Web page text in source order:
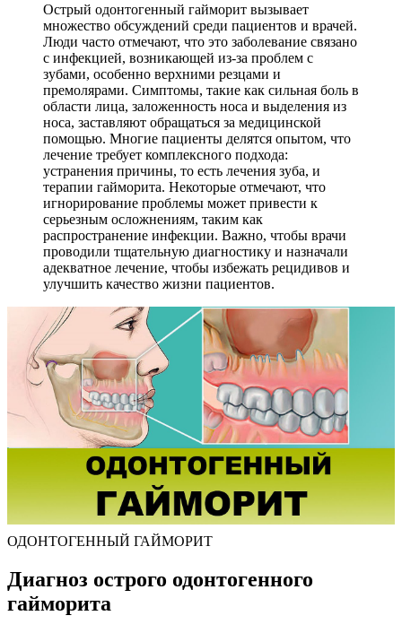
Острый одонтогенный гайморит вызывает
множество обсуждений среди пациентов и врачей.
Люди часто отмечают, что это заболевание связано
с инфекцией, возникающей из-за проблем с
зубами, особенно верхними резцами и
премолярами. Симптомы, такие как сильная боль в
области лица, заложенность носа и выделения из
носа, заставляют обращаться за медицинской
помощью. Многие пациенты делятся опытом, что
лечение требует комплексного подхода:
устранения причины, то есть лечения зуба, и
терапии гайморита. Некоторые отмечают, что
игнорирование проблемы может привести к
серьезным осложнениям, таким как
распространение инфекции. Важно, чтобы врачи
проводили тщательную диагностику и назначали
адекватное лечение, чтобы избежать рецидивов и
улучшить качество жизни пациентов.
ОДОНТОГЕННЫЙ ГАЙМОРИТ
Диагноз острого одонтогенного
гайморита